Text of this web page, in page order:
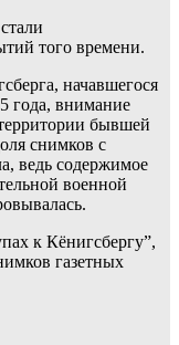
того времени.
начавшегося
года, внимание
бывшей
снимков с
ведь содержимое
военной
к Кёнигсбергу”,
газетных